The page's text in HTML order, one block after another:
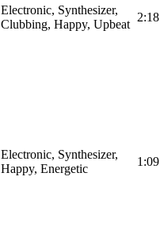
Electronic, Synthesizer,
Clubbing, Happy, Upbeat
2:18
Electronic, Synthesizer,
Happy, Energetic
1:09